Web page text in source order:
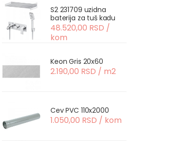
S2 231709 uzidna
baterija za tuš kadu
48.520,00 RSD /
kom
Keon Gris 20x60
2.190,00 RSD / m2
Cev PVC 110x2000
1.050,00 RSD / kom